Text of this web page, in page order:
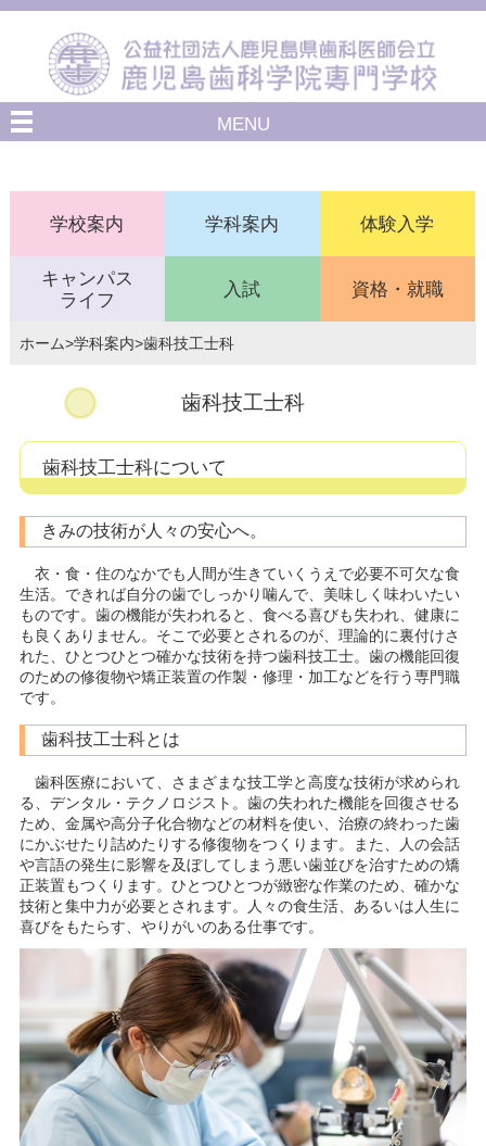
MENU
学校案内 学科案内 体験入学
キャンパス
ライフ
入試 資格・就職
ホーム>学科案内>歯科技工士科
歯科技工士科
歯科技工士科について
きみの技術が人々の安心へ。
衣・食・住のなかでも人間が生きていくうえで必要不可欠な食
生活。できれば自分の歯でしっかり噛んで、美味しく味わいたい
ものです。歯の機能が失われると、食べる喜びも失われ、健康に
も良くありません。そこで必要とされるのが、理論的に裏付けさ
れた、ひとつひとつ確かな技術を持つ歯科技工士。歯の機能回復
のための修復物や矯正装置の作製・修理・加工などを行う専門職
です。
歯科技工士科とは
歯科医療において、さまざまな技工学と高度な技術が求められ
る、デンタル・テクノロジスト。歯の失われた機能を回復させる
ため、金属や高分子化合物などの材料を使い、治療の終わった歯
にかぶせたり詰めたりする修復物をつくります。また、人の会話
や言語の発生に影響を及ぼしてしまう悪い歯並びを治すための矯
正装置もつくります。ひとつひとつが緻密な作業のため、確かな
技術と集中力が必要とされます。人々の食生活、あるいは人生に
喜びをもたらす、やりがいのある仕事です。